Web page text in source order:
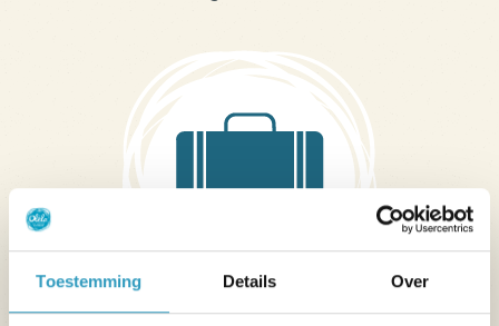
Toestemming Details Over